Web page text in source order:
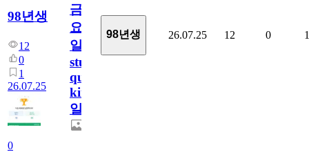
98년생
12
0
1
26.07.25
0
금
요
일/English
study
quiz
king766
일
98년생 26.07.25 12 0 1